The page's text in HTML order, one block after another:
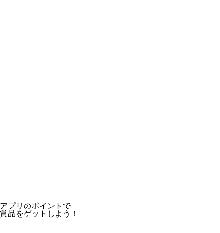
アプリのポイントで
賞品をゲットしよう！